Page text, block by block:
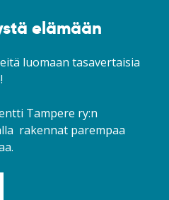
elämään
luomaan tasavertaisia
Tampere ry:n
rakennat parempaa